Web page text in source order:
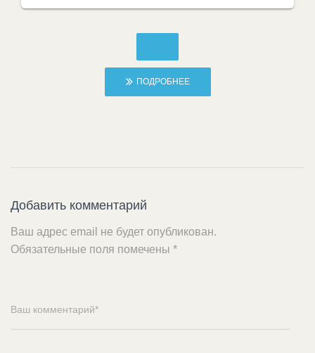
ПОДРОБНЕЕ
Добавить комментарий
Ваш адрес email не будет опубликован.
Обязательные поля помечены *